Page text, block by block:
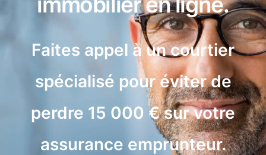
Faites appel à un courtier
spécialisé pour éviter de
perdre 15 000 € sur votre
assurance emprunteur.